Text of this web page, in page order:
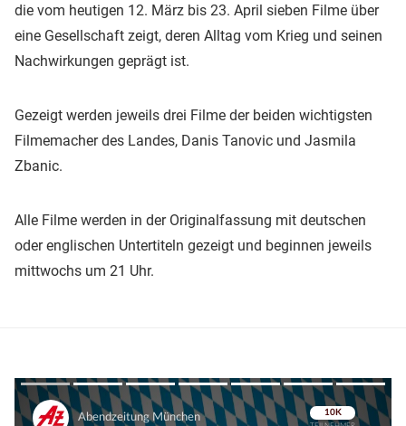
die vom heutigen 12. März bis 23. April sieben Filme über
eine Gesellschaft zeigt, deren Alltag vom Krieg und seinen
Nachwirkungen geprägt ist.
Gezeigt werden jeweils drei Filme der beiden wichtigsten
Filmemacher des Landes, Danis Tanovic und Jasmila
Zbanic.
Alle Filme werden in der Originalfassung mit deutschen
oder englischen Untertiteln gezeigt und beginnen jeweils
mittwochs um 21 Uhr.